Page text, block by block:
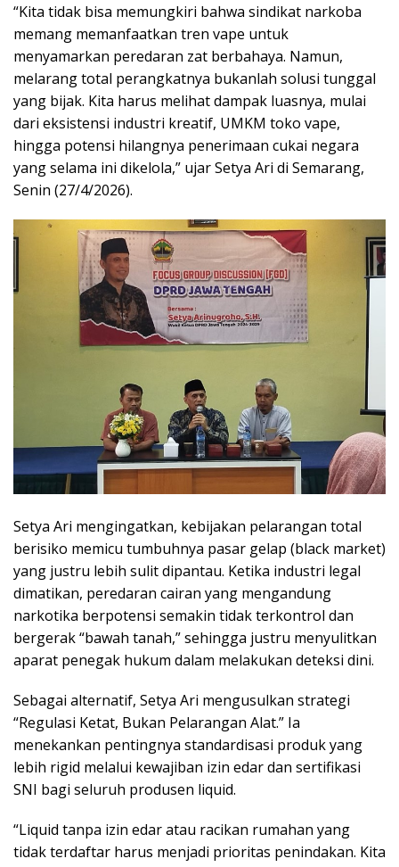
“Kita tidak bisa memungkiri bahwa sindikat narkoba
memang memanfaatkan tren vape untuk
menyamarkan peredaran zat berbahaya. Namun,
melarang total perangkatnya bukanlah solusi tunggal
yang bijak. Kita harus melihat dampak luasnya, mulai
dari eksistensi industri kreatif, UMKM toko vape,
hingga potensi hilangnya penerimaan cukai negara
yang selama ini dikelola,” ujar Setya Ari di Semarang,
Senin (27/4/2026).
Setya Ari mengingatkan, kebijakan pelarangan total
berisiko memicu tumbuhnya pasar gelap (black market)
yang justru lebih sulit dipantau. Ketika industri legal
dimatikan, peredaran cairan yang mengandung
narkotika berpotensi semakin tidak terkontrol dan
bergerak “bawah tanah,” sehingga justru menyulitkan
aparat penegak hukum dalam melakukan deteksi dini.
Sebagai alternatif, Setya Ari mengusulkan strategi
“Regulasi Ketat, Bukan Pelarangan Alat.” Ia
menekankan pentingnya standardisasi produk yang
lebih rigid melalui kewajiban izin edar dan sertifikasi
SNI bagi seluruh produsen liquid.
“Liquid tanpa izin edar atau racikan rumahan yang
tidak terdaftar harus menjadi prioritas penindakan. Kita